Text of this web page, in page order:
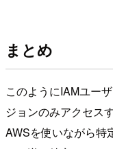
まとめ
このようにIAMユー
ジョンのみアクセス
AWSを使いながら特